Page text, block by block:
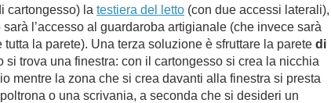
cartongesso) la testiera del letto (con due accessi laterali),
l’accesso al guardaroba artigianale (che invece sarà
la parete). Una terza soluzione è sfruttare la parete di
si trova una finestra: con il cartongesso si crea la nicchia
mentre la zona che si crea davanti alla finestra si presta
o una scrivania, a seconda che si desideri un